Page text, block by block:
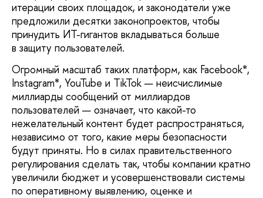
итерации своих площадок, и законодатели уже
предложили десятки законопроектов, чтобы
принудить ИТ-гигантов вкладываться больше
в защиту пользователей.
Огромный масштаб таких платформ, как Facebook*,
Instagram*, YouTube и TikTok — неисчислимые
миллиарды сообщений от миллиардов
пользователей — означает, что какой-то
нежелательный контент будет распространяться,
независимо от того, какие меры безопасности
будут приняты. Но в силах правительственного
регулирования сделать так, чтобы компании кратно
увеличили бюджет и усовершенствовали системы
по оперативному выявлению, оценке и